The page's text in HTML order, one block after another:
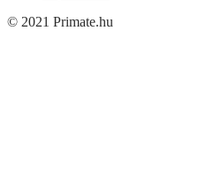
© 2021 Primate.hu